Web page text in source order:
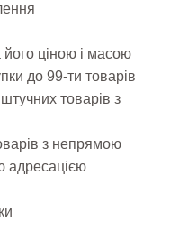
його ціною і масою
до 99-ти товарів
товарів з
з непрямою
адресацією